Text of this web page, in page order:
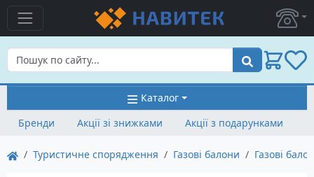
Пошук
Каталог
Бренди
Акції зі знижками Акції з подарунками
Туристичне спорядження Газові балони Газові